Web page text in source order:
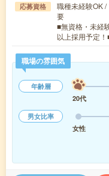
応募資格
職種未経験OK
要
■無資格・未経
以上採用予定
職場の雰囲気
年齢層
20代
男女比率
女性